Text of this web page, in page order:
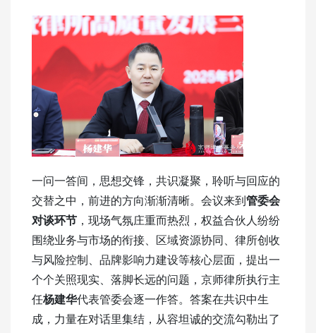
一问一答间，思想交锋，共识凝聚，聆听与回应的
交替之中，前进的方向渐渐清晰。会议来到管委会
对谈环节 ，现场气氛庄重而热烈，权益合伙人纷纷
围绕业务与市场的衔接、区域资源协同、律所创收
与风险控制、品牌影响力建设等核心层面，提出一
个个关照现实、落脚长远的问题，京师律所执行主
任杨建华代表管委会逐一作答。答案在共识中生
成，力量在对话里集结，从容坦诚的交流勾勒出了